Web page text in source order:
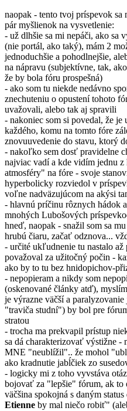
naopak - tento tvoj príspevok sa
pár myšlienok na vysvetlenie:
- už dlhšie sa mi nepáči, ako sa
(nie portál, ako taký), mám 2
jednoduchšie a pohodlnejšie,
na nápravu (subjektívne, tak,
že by bola fóru prospešná)
- ako som tu niekde nedávno
znechuteniu o opustení tohoto
uvažovali, alebo tak aj spravili
- nakoniec som si povedal, že
každého, komu na tomto fóre
znovuuvedenie do stavu, ktorý
- nakoľko sem dosť pravidelne
najviac vadí a kde vidím jednu
atmosféry" na fóre - svoje
hyperbolicky rozviedol v
voľne nadväzujúcom na akýsi
- hlavnú príčinu rôznych hádok
mnohých Lubošových
hneď, naopak - snažil som sa
hrubú čiaru, začať odznova...
- určité ukľudnenie tu nastalo
považoval za užitočný počin -
ako by to tu bez hnidopichov-
- nepopieram a nikdy som
(oskenované články atď),
je výrazne väčší a
"traviča studní") by bol pre
stratou
- trocha ma prekvapil prístup
sa dá charakterizovať výstižne -
MNE "neublížil".. že mohol
ako kradnutie jabĺčiek zo
- logicky mi z toho vyvstáva
bojovať za "lepšie" fórum, ak to
väčšina spokojná s daným
Etienne by mal niečo robiť"